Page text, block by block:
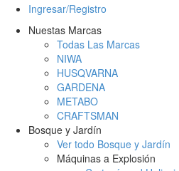
Ingresar/Registro
Nuestas Marcas
Todas Las Marcas
NIWA
HUSQVARNA
GARDENA
METABO
CRAFTSMAN
Bosque y Jardín
Ver todo Bosque y Jardín
Máquinas a Explosión